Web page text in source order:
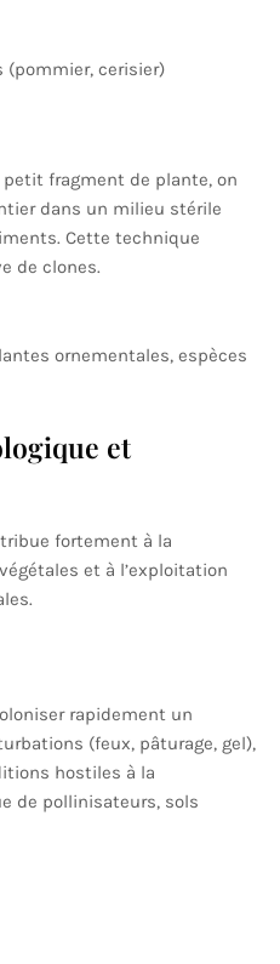
(pommier, cerisier)
petit fragment de plante, on
dans un milieu stérile
Cette technique
de clones.
ornementales, espèces
et
fortement à la
et à l’exploitation
rapidement un
(feux, pâturage, gel),
hostiles à la
de pollinisateurs, sols